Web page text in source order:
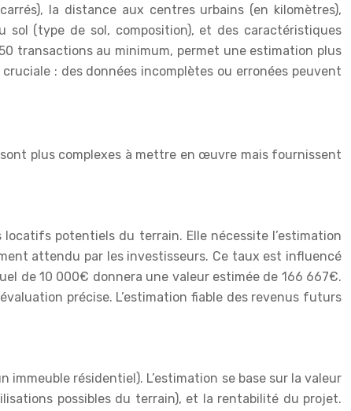
la distance aux centres urbains (en kilomètres),
sol (type de sol, composition), et des caractéristiques
transactions au minimum, permet une estimation plus
: des données incomplètes ou erronées peuvent
plus complexes à mettre en œuvre mais fournissent
potentiels du terrain. Elle nécessite l’estimation
attendu par les investisseurs. Ce taux est influencé
de 10 000€ donnera une valeur estimée de 166 667€.
précise. L’estimation fiable des revenus futurs
résidentiel). L’estimation se base sur la valeur
possibles du terrain), et la rentabilité du projet.